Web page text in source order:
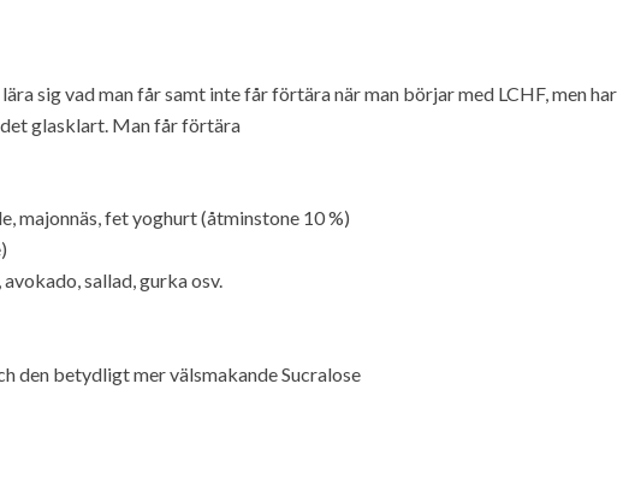
sig vad man får samt inte får förtära när man börjar med LCHF, men har
glasklart. Man får förtära
majonnäs, fet yoghurt (åtminstone 10 %)
sallad, gurka osv.
den betydligt mer välsmakande Sucralose